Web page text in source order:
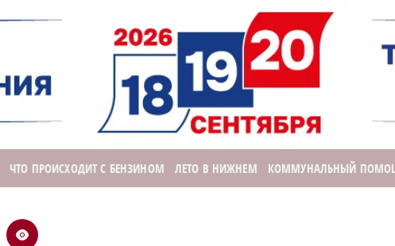
ЧТО ПРОИСХОДИТ С БЕНЗИНОМ ЛЕТО В НИЖНЕМ КОММУНАЛЬНЫЙ
e